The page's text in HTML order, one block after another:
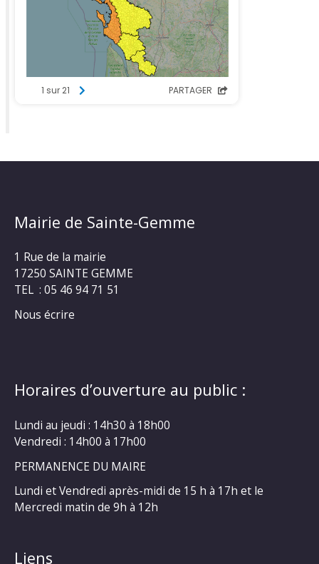
Mairie de Sainte-Gemme
1 Rue de la mairie
17250 SAINTE GEMME
TEL : 05 46 94 71 51
Nous écrire
Horaires d’ouverture au public :
Lundi au jeudi : 14h30 à 18h00
Vendredi : 14h00 à 17h00
PERMANENCE DU MAIRE
Lundi et Vendredi après-midi de 15 h à 17h et le
Mercredi matin de 9h à 12h
Liens